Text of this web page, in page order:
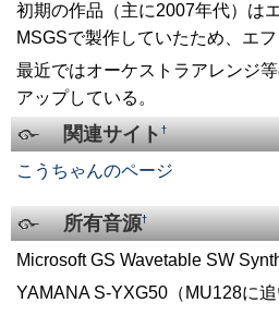
初期の作品（主に2007年代）は
MSGSで製作していたため、エフ
最近ではオーケストラアレンジ
アップしている。
関連サイト†
こうちゃんのページ
所有音源†
Microsoft GS Wavetable SW
YAMANA S-YXG50（MU128に追